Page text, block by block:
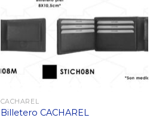
CACHAREL
Billetero CACHAREL